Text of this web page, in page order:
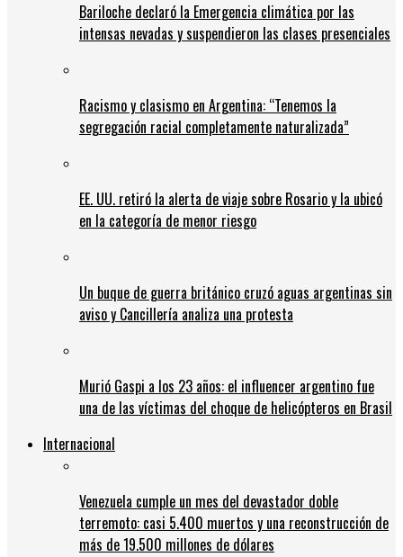
Bariloche declaró la Emergencia climática por las
intensas nevadas y suspendieron las clases presenciales
Racismo y clasismo en Argentina: “Tenemos la
segregación racial completamente naturalizada”
EE. UU. retiró la alerta de viaje sobre Rosario y la ubicó
en la categoría de menor riesgo
Un buque de guerra británico cruzó aguas argentinas sin
aviso y Cancillería analiza una protesta
Murió Gaspi a los 23 años: el influencer argentino fue
una de las víctimas del choque de helicópteros en Brasil
Internacional
Venezuela cumple un mes del devastador doble
terremoto: casi 5.400 muertos y una reconstrucción de
más de 19.500 millones de dólares